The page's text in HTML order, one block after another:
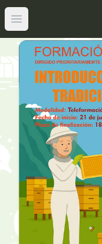
Abrir menú principal